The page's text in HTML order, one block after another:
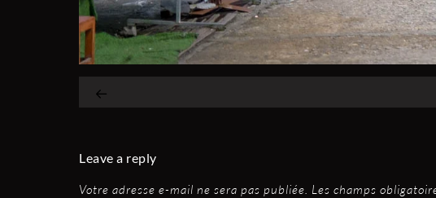
Leave a reply
Votre adresse e-mail ne sera pas publiée. Les champs